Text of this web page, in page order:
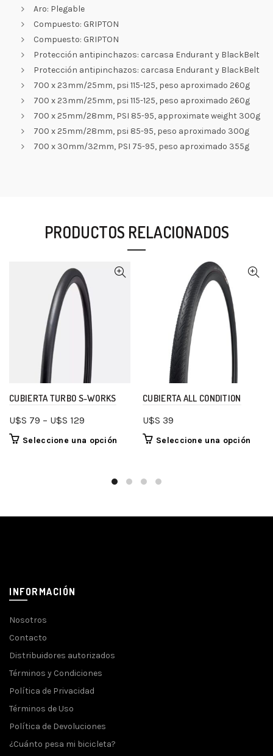
Aro: Plegable
Compuesto: GRIPTON
Compuesto: GRIPTON
Protección antipinchazos: carcasa Endurant y BlackBelt
Protección antipinchazos: carcasa Endurant y BlackBelt
700 x 23mm/25mm, psi 115-125, peso aproximado 260g
700 x 23mm/25mm, psi 115-125, peso aproximado 260g
700 x 25mm/28mm, PSI 85-95, approximate weight 300g
700 x 25mm/28mm, psi 85-95, peso aproximado 300g
700 x 30mm/32mm, PSI 75-95, peso aproximado 355g
PRODUCTOS RELACIONADOS
CUBIERTA TURBO S-WORKS
U$S 79 – U$S 129
Seleccione una opción
CUBIERTA ALL CONDITION
U$S 39
Seleccione una opción
INFORMACIÓN
Nosotros
Contacto
Distribuidores autorizados
Términos y Condiciones
Política de Privacidad
Términos de Uso
Política de Devoluciones
¿Cuánto pesa mi bicicleta?